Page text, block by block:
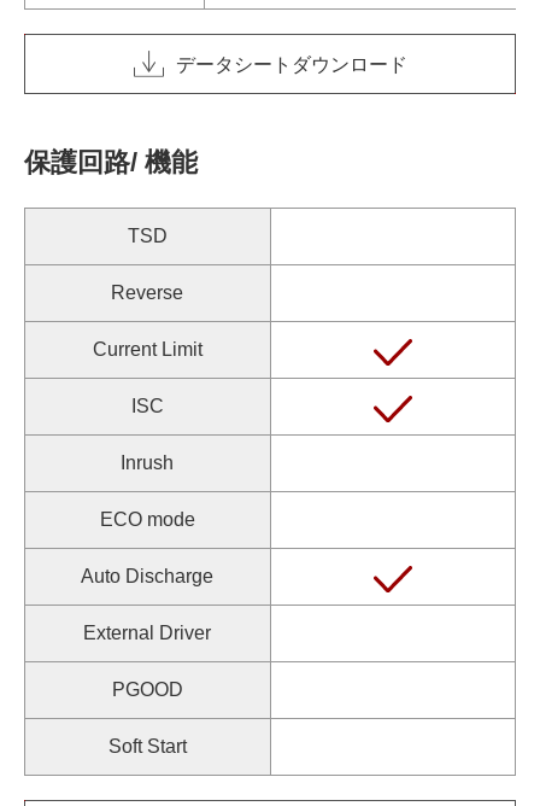
データシートダウンロード
保護回路/ 機能
TSD
Reverse
Current Limit
ISC
Inrush
ECO mode
Auto Discharge
External Driver
PGOOD
Soft Start